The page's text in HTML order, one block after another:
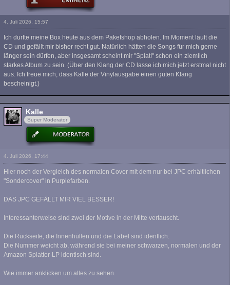
4. Juli 2026, 15:57
Ich durfte meine Box heute aus dem Paketshop abholen. Im Moment läuft die
CD und gefällt mir bisher recht gut. Natürlich hätten die Songs für mich gerne
länger sein dürfen, aber insgesamt scheint mir "Splat!" schon ein ziemlich
starkes Album zu sein. (Über den Klang der CD lasse ich mich jetzt erstmal nicht
aus. Ich freue mich, dass Kalle der Vinylausgabe einen guten Klang
bescheinigt.)
Kalle
Super Moderator
4. Juli 2026, 17:44
Hier noch der Vergleich des normalen Cover mit dem nur bei JPC erhältlichen
"Sondercover" in Purplefarben.
DAS JPC GEFÄLLT MIR VIEL BESSER!
Interessanterweise sind zwei der Motive in der Mitte vertauscht.
Die Rückseite, die Innenhüllen und die Label sind identlich.
Die Nummer weicht ab, während sie bei meiner schwarzen, normalen und der
Amazon Splatter-LP identisch sind.
Wie immer anklicken um alles zu sehen.